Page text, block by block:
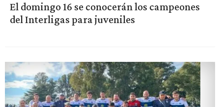
El domingo 16 se conocerán los campeones
del Interligas para juveniles